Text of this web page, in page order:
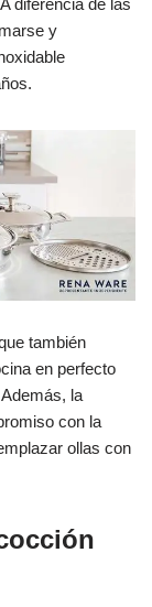
diferencia de las
y
también
en perfecto
la
con la
ollas con